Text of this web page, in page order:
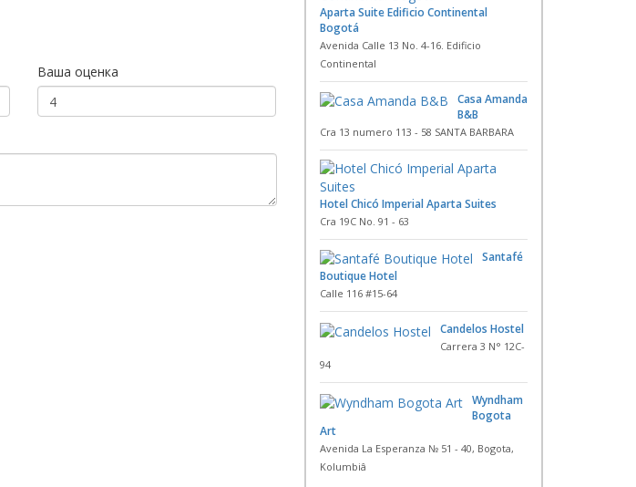
Ваша оценка
Aparta Suite Edificio Continental
Bogotá
Avenida Calle 13 No. 4-16. Edificio
Continental
Casa Amanda
B&B
Cra 13 numero 113 - 58 SANTA BARBARA
Hotel Chicó Imperial Aparta Suites
Cra 19C No. 91 - 63
Santafé
Boutique Hotel
Calle 116 #15-64
Candelos Hostel
Carrera 3 N° 12C-
94
Wyndham
Bogota
Art
Avenida La Esperanza № 51 - 40, Bogota,
Kolumbiâ